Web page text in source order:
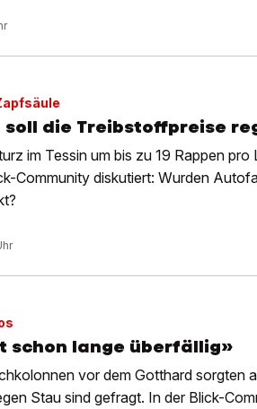
soll die Treibstoffpreise
im Tessin um bis zu 19 Rappen
Community diskutiert: Wurden
schon lange überfällig»
vor dem Gotthard sorgten
Stau sind gefragt. In der Blick-